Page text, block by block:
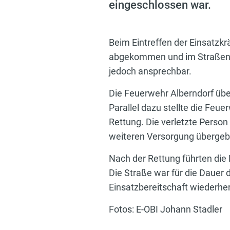
eingeschlossen war.
Beim Eintreffen der
abgekommen und im
jedoch ansprechbar.
Die Feuerwehr Alberndorf
Parallel dazu stellte die
Rettung. Die verletzte
weiteren Versorgung
Nach der Rettung führten
Die Straße war für die Dauer
Einsatzbereitschaft
Fotos: E-OBI Johann Stadler